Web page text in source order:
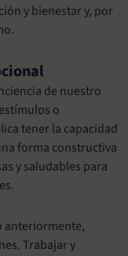
y bienestar y, por
de nuestro
o
tener la capacidad
forma constructiva
y saludables para
anteriormente,
Trabajar y